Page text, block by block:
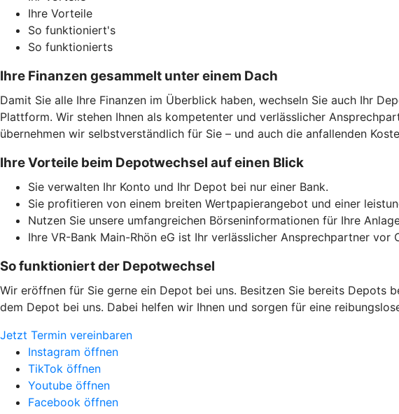
Ihre Vorteile
So funktioniert's
So funktionierts
Ihre Finanzen gesammelt unter einem Dach
Damit Sie alle Ihre Finanzen im Überblick haben, wechseln Sie auch Ihr
Plattform. Wir stehen Ihnen als kompetenter und verlässlicher
übernehmen wir selbstverständlich für Sie – und auch die anfallenden
Ihre Vorteile beim Depotwechsel auf einen Blick
Sie verwalten Ihr Konto und Ihr Depot bei nur einer Bank.
Sie profitieren von einem breiten Wertpapierangebot und einer
Nutzen Sie unsere umfangreichen Börseninformationen für Ihre
Ihre VR-Bank Main-Rhön eG ist Ihr verlässlicher Ansprechpartner vor
So funktioniert der Depotwechsel
Wir eröffnen für Sie gerne ein Depot bei uns. Besitzen Sie bereits Depots
dem Depot bei uns. Dabei helfen wir Ihnen und sorgen für eine
Jetzt Termin vereinbaren
Instagram öffnen
TikTok öffnen
Youtube öffnen
Facebook öffnen